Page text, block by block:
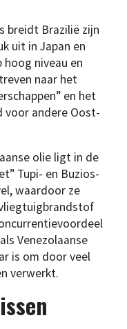
breidt Brazilië zijn
uit in Japan en
hoog niveau en
naar het
en het
voor andere Oost-
olie ligt in de
Tupi- en Buzios-
waardoor ze
Venezolaanse
is om door veel
verwerkt.